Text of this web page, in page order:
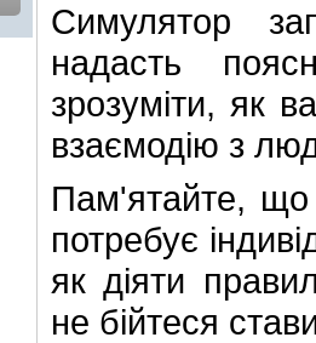
Симулятор
надасть
зрозуміти, як
взаємодію з
Пам'ятайте, що
потребує
як діяти
не бійтеся